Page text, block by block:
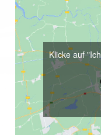
Klicke auf